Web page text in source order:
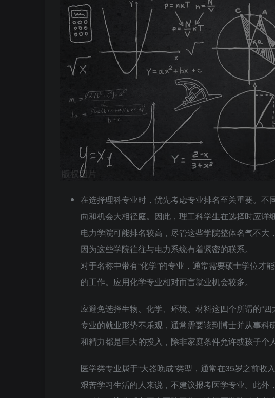
在选择理科专业时，优先考虑专业排名至关重要。
向和机会大相径庭。因此，理工科学生在选择时应
电力学院可能排名较高，尽管这些学院整体名气不大
因为这些学院往往与电力系统有着紧密的联系。
对于名称中带有“化学”的专业，通常需要硕士学位才
的工作。应用化学专业相对而言就业机会较多。
应避免选择生物、化学、环境、材料这四个所谓的“
专业的就业形势不乐观，通常需要读到博士并从事
和精力都是巨大的投入，除非家庭条件允许或孩子个
医学类专业属于“大器晚成”类型，通常在35岁之前
艰苦学习生活的人来说，不建议报考医学专业。此